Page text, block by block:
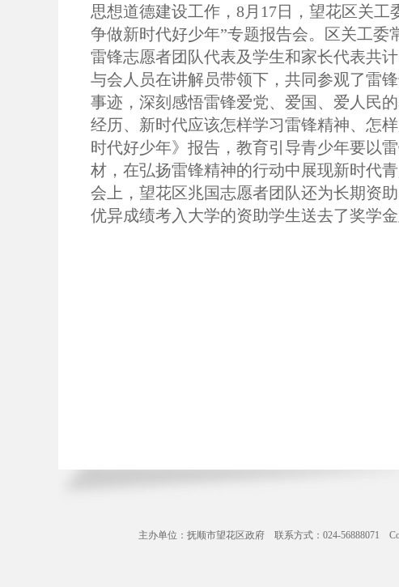
思想道德建设工作，8月17日，望花区关
争做新时代好少年”专题报告会。区关工
雷锋志愿者团队代表及学生和家长代表共计
与会人员在讲解员带领下，共同参观了雷
事迹，深刻感悟雷锋爱党、爱国、爱人民
经历、新时代应该怎样学习雷锋精神、怎
时代好少年》报告，教育引导青少年要以
材，在弘扬雷锋精神的行动中展现新时代青
会上，望花区兆国志愿者团队还为长期资
优异成绩考入大学的资助学生送去了奖学金
主办单位：抚顺市望花区政府 联系方式：024-56888071